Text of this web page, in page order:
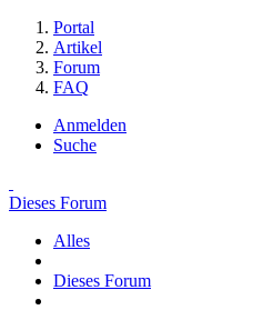
Portal
Artikel
Forum
FAQ
Anmelden
Suche
Dieses Forum
Alles
Dieses Forum